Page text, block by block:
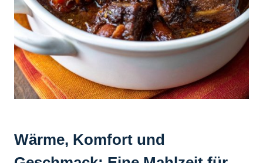
Wärme, Komfort und